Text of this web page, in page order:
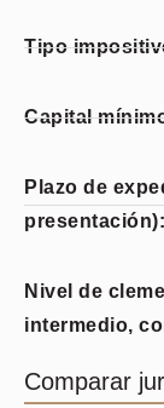
Tipo
Capital
Plazo de
presentación):
Nivel de
intermedio,
Comparar